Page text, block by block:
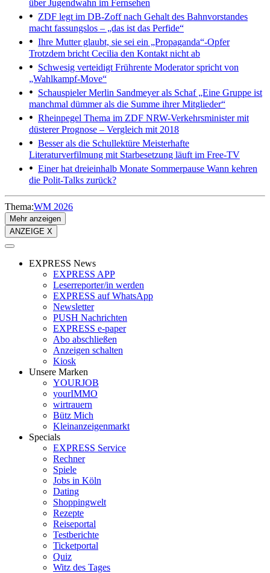
über Jugendwahn im Fernsehen
ZDF legt im DB-Zoff nach Gehalt des Bahnvorstandes
macht fassungslos – „das ist das Perfide“
Ihre Mutter glaubt, sie sei ein „Propaganda“-Opfer
Trotzdem bricht Cecilia den Kontakt nicht ab
Schwesig verteidigt Frührente Moderator spricht von
„Wahlkampf-Move“
Schauspieler Merlin Sandmeyer als Schaf„Eine Gruppe ist
manchmal dümmer als die Summe ihrer Mitglieder“
Rheinpegel Thema im ZDF NRW-Verkehrsminister mit
düsterer Prognose – Vergleich mit 2018
Besser als die Schullektüre Meisterhafte
Literaturverfilmung mit Starbesetzung läuft im Free-TV
Einer hat dreieinhalb Monate Sommerpause Wann kehren
die Polit-Talks zurück?
Thema:WM 2026
Mehr anzeigen
ANZEIGE X
EXPRESS News
EXPRESS APP
Leserreporter/in werden
EXPRESS auf WhatsApp
Newsletter
PUSH Nachrichten
EXPRESS e-paper
Abo abschließen
Anzeigen schalten
Kiosk
Unsere Marken
YOURJOB
yourIMMO
wirtrauern
Bütz Mich
Kleinanzeigenmarkt
Specials
EXPRESS Service
Rechner
Spiele
Jobs in Köln
Dating
Shoppingwelt
Rezepte
Reiseportal
Testberichte
Ticketportal
Quiz
Witz des Tages